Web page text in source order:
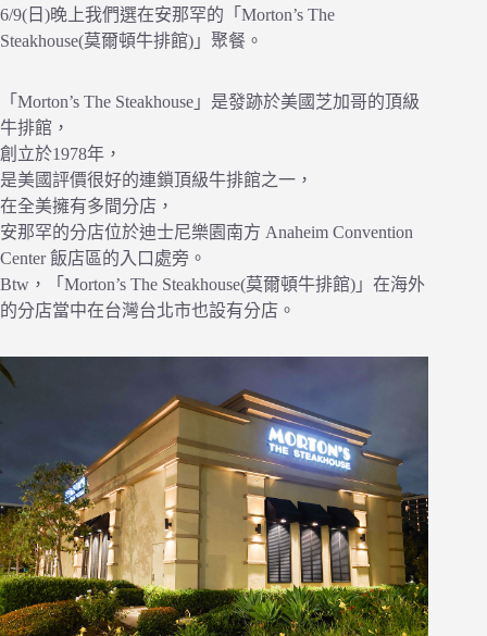
6/9(日)晚上我們選在安那罕的「Morton’s The
Steakhouse(莫爾頓牛排館)」聚餐。
「Morton’s The Steakhouse」是發跡於美國芝加哥的頂級
牛排館，
創立於1978年，
是美國評價很好的連鎖頂級牛排館之一，
在全美擁有多間分店，
安那罕的分店位於迪士尼樂園南方 Anaheim Convention
Center 飯店區的入口處旁。
Btw，「Morton’s The Steakhouse(莫爾頓牛排館)」在海外
的分店當中在台灣台北市也設有分店。